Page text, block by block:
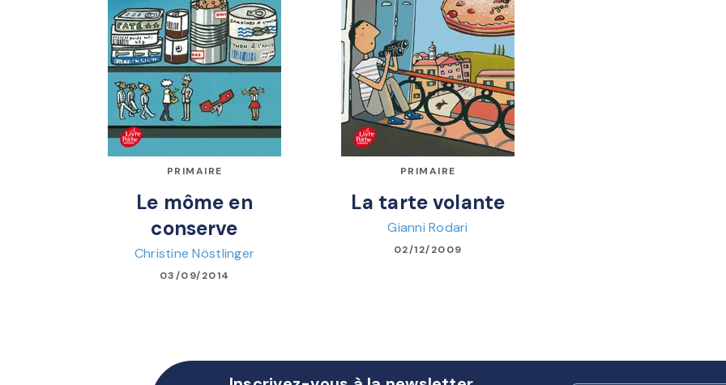
PRIMAIRE
Le môme en
conserve
Christine Nöstlinger
03/09/2014
PRIMAIRE
La tarte volante
Gianni Rodari
02/12/2009